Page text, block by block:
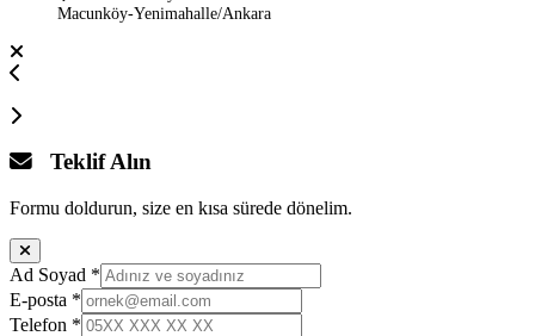
Macunköy-Yenimahalle/Ankara
Teklif Alın
Formu doldurun, size en kısa sürede dönelim.
Ad Soyad *
E-posta *
Telefon *